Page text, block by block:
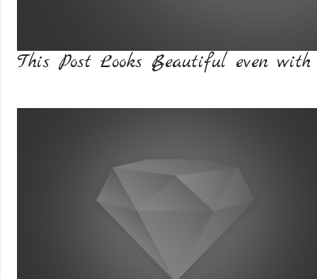
This Post Looks Beautiful even